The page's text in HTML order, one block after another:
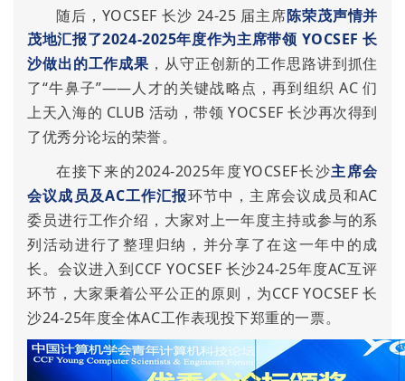
随后，YOCSEF 长沙 24-25 届主席陈荣茂声情并
茂地汇报了2024-2025年度作为主席带领 YOCSEF 长
沙做出的工作成果 ，从守正创新的工作思路讲到抓住
了“牛鼻子”——人才的关键战略点，再到组织 AC 们
上天入海的 CLUB 活动，带领 YOCSEF 长沙再次得到
了优秀分论坛的荣誉。
在接下来的2024-2025年度YOCSEF长沙主席会
会议成 员及AC工作汇报环节中，主席会议成员和AC
委员进行工作介绍，大家对上一年度主持或参与的系
列活动进行了整理归纳，并分享了在这一年中的成
长。会议进入到CCF YOCSEF 长沙24-25年度AC互评
环节，大家秉着公平公正的原则，为CCF YOCSEF 长
沙24-25年度全体AC工作表现投下郑重的一票。